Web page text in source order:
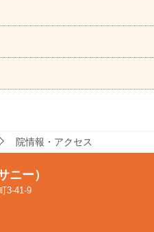
院情報・アクセス
ニー）
3-41-9